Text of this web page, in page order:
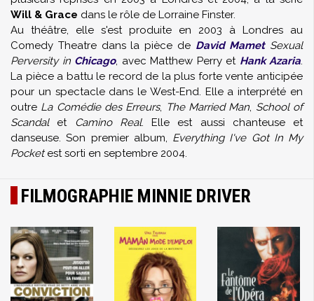
Will & Grace dans le rôle de Lorraine Finster.
Au théâtre, elle s'est produite en 2003 à Londres au
Comedy Theatre dans la pièce de David Mamet Sexual
Perversity in Chicago, avec Matthew Perry et Hank Azaria.
La pièce a battu le record de la plus forte vente anticipée
pour un spectacle dans le West-End. Elle a interprété en
outre La Comédie des Erreurs, The Married Man, School of
Scandalet Camino Real. Elle est aussi chanteuse et
danseuse. Son premier album, Everything I've Got In My
Pocketest sorti en septembre 2004.
FILMOGRAPHIE MINNIE DRIVER